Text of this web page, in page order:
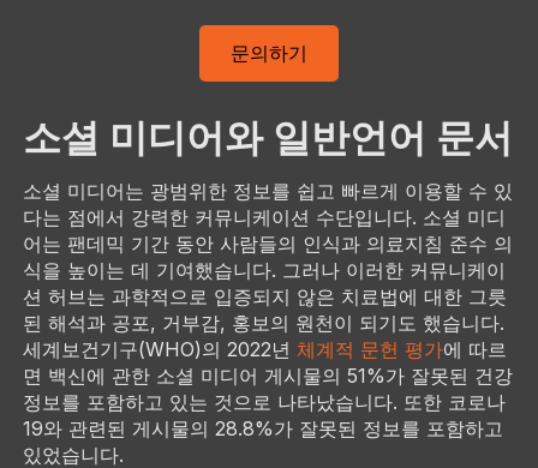
문의하기
소셜 미디어와 일반언어 문서
소셜 미디어는 광범위한 정보를 쉽고 빠르게 이용할 수 있
다는 점에서 강력한 커뮤니케이션 수단입니다. 소셜 미디
어는 팬데믹 기간 동안 사람들의 인식과 의료지침 준수 의
식을 높이는 데 기여했습니다. 그러나 이러한 커뮤니케이
션 허브는 과학적으로 입증되지 않은 치료법에 대한 그릇
된 해석과 공포, 거부감, 홍보의 원천이 되기도 했습니다.
세계보건기구(WHO)의 2022년 체계적 문헌 평가에 따르
면 백신에 관한 소셜 미디어 게시물의 51%가 잘못된 건강
정보를 포함하고 있는 것으로 나타났습니다. 또한 코로나
19와 관련된 게시물의 28.8%가 잘못된 정보를 포함하고
있었습니다.